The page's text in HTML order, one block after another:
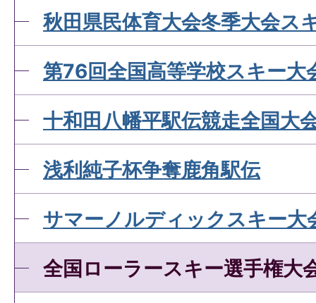
秋田県民体育大会冬季大会ス
第76回全国高等学校スキー大
十和田八幡平駅伝競走全国大
浅利純子杯争奪鹿角駅伝
サマーノルディックスキー大
全国ローラースキー選手権大